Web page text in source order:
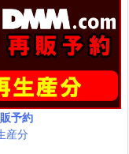
予約
産分